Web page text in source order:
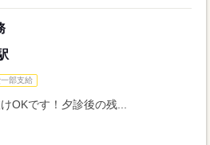
部支給
OKです！夕診後の残...